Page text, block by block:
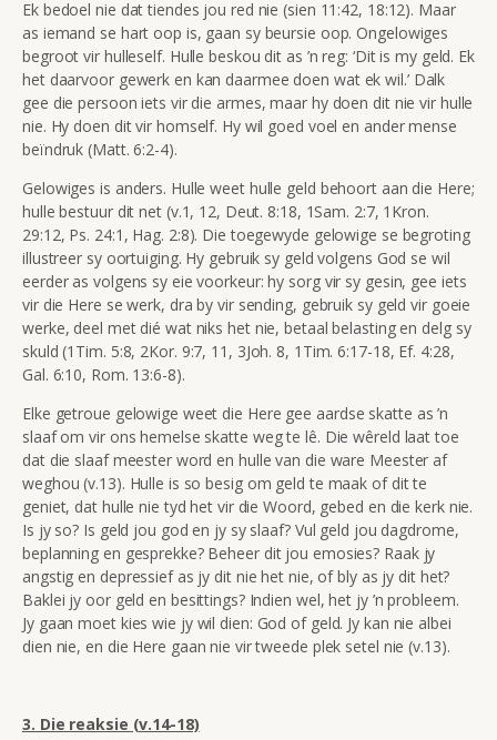
Ek bedoel nie dat tiendes jou red nie (sien 11:42, 18:12). Maar
as iemand se hart oop is, gaan sy beursie oop. Ongelowiges
begroot vir hulleself. Hulle beskou dit as ’n reg: ‘Dit is my geld. Ek
het daarvoor gewerk en kan daarmee doen wat ek wil.’ Dalk
gee die persoon iets vir die armes, maar hy doen dit nie vir hulle
nie. Hy doen dit vir homself. Hy wil goed voel en ander mense
beïndruk (Matt. 6:2-4).
Gelowiges is anders. Hulle weet hulle geld behoort aan die Here;
hulle bestuur dit net (v.1, 12, Deut. 8:18, 1Sam. 2:7, 1Kron.
29:12, Ps. 24:1, Hag. 2:8). Die toegewyde gelowige se begroting
illustreer sy oortuiging. Hy gebruik sy geld volgens God se wil
eerder as volgens sy eie voorkeur: hy sorg vir sy gesin, gee iets
vir die Here se werk, dra by vir sending, gebruik sy geld vir goeie
werke, deel met dié wat niks het nie, betaal belasting en delg sy
skuld (1Tim. 5:8, 2Kor. 9:7, 11, 3Joh. 8, 1Tim. 6:17-18, Ef. 4:28,
Gal. 6:10, Rom. 13:6-8).
Elke getroue gelowige weet die Here gee aardse skatte as ’n
slaaf om vir ons hemelse skatte weg te lê. Die wêreld laat toe
dat die slaaf meester word en hulle van die ware Meester af
weghou (v.13). Hulle is so besig om geld te maak of dit te
geniet, dat hulle nie tyd het vir die Woord, gebed en die kerk nie.
Is jy so? Is geld jou god en jy sy slaaf? Vul geld jou dagdrome,
beplanning en gesprekke? Beheer dit jou emosies? Raak jy
angstig en depressief as jy dit nie het nie, of bly as jy dit het?
Baklei jy oor geld en besittings? Indien wel, het jy ’n probleem.
Jy gaan moet kies wie jy wil dien: God of geld. Jy kan nie albei
dien nie, en die Here gaan nie vir tweede plek setel nie (v.13).
3. Die reaksie (v.14-18)